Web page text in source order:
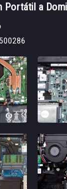
Portátil a